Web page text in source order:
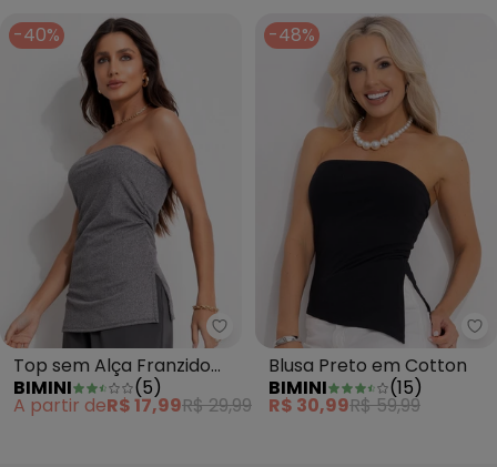
-40%
Bimini - Top sem Alça Franzido
Top sem Alça Franzido
Lateral Cinza
BIMINI (5)
A partir deR$ 17,99R$ 29,99
-48%
Blusa Preto em Cotton
BIMINI
(15)
R$ 30,99R$ 59,99